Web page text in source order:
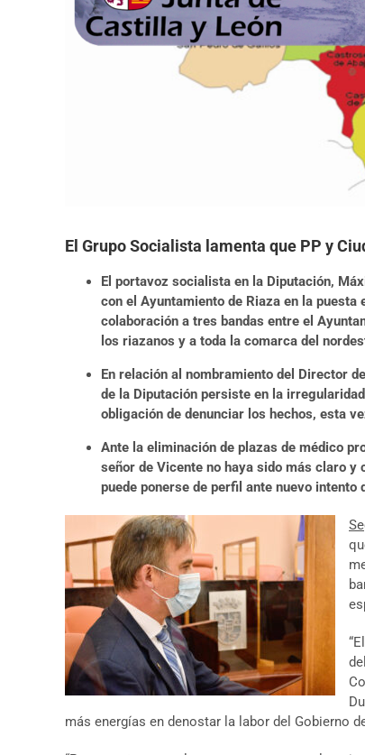
El Grupo Socialista lamenta que PP y
El portavoz socialista en la Diputación,
con el Ayuntamiento de Riaza en la
colaboración a tres bandas entre el
los riazanos y a toda la comarca del
En relación al nombramiento del Director
de la Diputación persiste en la
obligación de denunciar los hechos, esta
Ante la eliminación de plazas de médico
señor de Vicente no haya sido más claro y
puede ponerse de perfil ante nuevo
más energías en denostar la labor del Gobierno